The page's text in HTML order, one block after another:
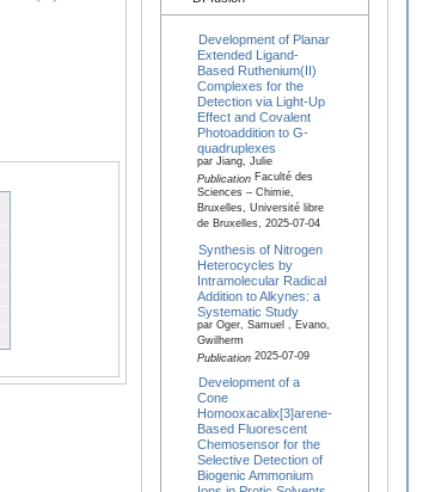
Development of Planar
Extended Ligand-
Based Ruthenium(II)
Complexes for the
Detection via Light-Up
Effect and Covalent
Photoaddition to G-
quadruplexes
par Jiang, Julie
PublicationFaculté des
Sciences – Chimie,
Bruxelles, Université libre
de Bruxelles, 2025-07-04
Synthesis of Nitrogen
Heterocycles by
Intramolecular Radical
Addition to Alkynes: a
Systematic Study
par Oger, Samuel , Evano,
Gwilherm
Publication2025-07-09
Development of a
Cone
Homooxacalix[3]arene-
Based Fluorescent
Chemosensor for the
Selective Detection of
Biogenic Ammonium